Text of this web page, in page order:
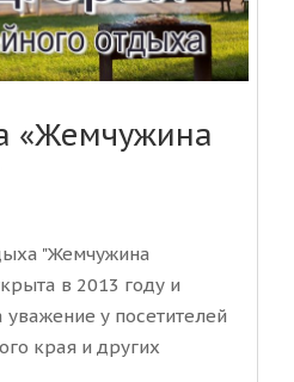
«Жемчужина
"Жемчужина
в 2013 году и
у посетителей
края и других